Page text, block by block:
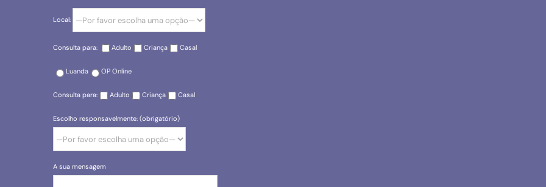
Local:
Consulta para: Adulto Criança Casal
Luanda OP Online
Consulta para: Adulto Criança Casal
Escolho responsavelmente: (obrigatório)
A sua mensagem